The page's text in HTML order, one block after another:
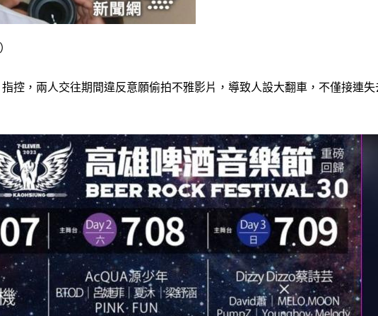
控，兩人交往期間違反意願偷拍不雅影片，導致人設大翻車，不僅接連